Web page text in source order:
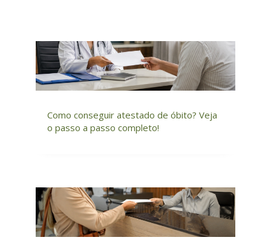
Como conseguir atestado de óbito? Veja
o passo a passo completo!